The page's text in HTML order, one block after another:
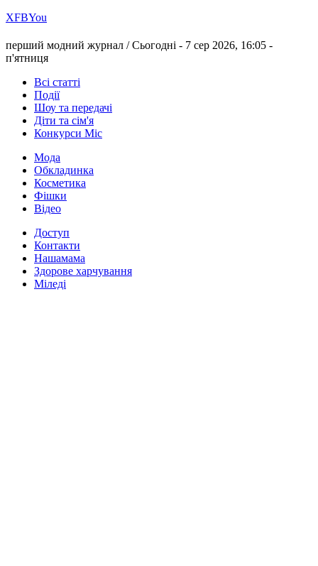
ХFBYou
перший модний журнал /Сьогодні - 7 сер 2026, 16:05 -
п'ятниця
Всі статті
Події
Шоу та передачі
Діти та сім'я
Конкурси Міс
Мода
Обкладинка
Косметика
Фішки
Відео
Доступ
Контакти
Нашамама
Здорове харчування
Міледі